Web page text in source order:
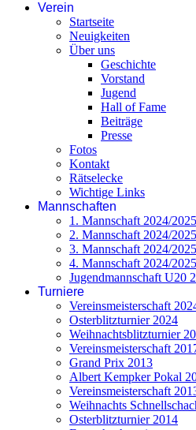
Verein
Startseite
Neuigkeiten
Über uns
Geschichte
Vorstand
Jugend
Hall of Fame
Beiträge
Presse
Fotos
Kontakt
Rätselecke
Wichtige Links
Mannschaften
1. Mannschaft 2024/2025
2. Mannschaft 2024/2025
3. Mannschaft 2024/2025
4. Mannschaft 2024/2025
Jugendmannschaft U20
Turniere
Vereinsmeisterschaft
Osterblitzturnier 2024
Weihnachtsblitzturnier
Vereinsmeisterschaft
Grand Prix 2013
Albert Kempker Pokal
Vereinsmeisterschaft
Weihnachts
Osterblitzturnier 2014